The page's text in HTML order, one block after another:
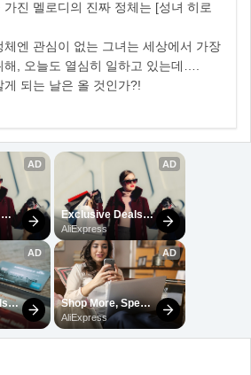
진 멜로디의 진짜 정체는 [성녀 히로
엔 관심이 없는 그녀는 세상에서 가장
, 오늘도 열심히 일하고 있는데….
되는 날은 올 것인가?!